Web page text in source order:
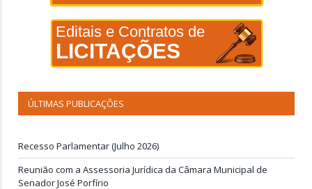
Editais e Contratos de
LICITAÇÕES
ÚLTIMAS PUBLICAÇÕES
Recesso Parlamentar (Julho 2026)
Reunião com a Assessoria Jurídica da Câmara Municipal de
Senador José Porfírio